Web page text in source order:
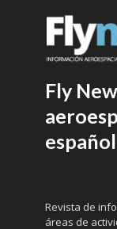
Fly
español
Revista de
áreas de